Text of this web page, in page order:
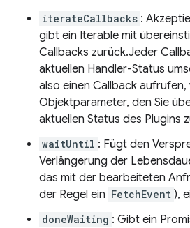
iterateCallbacks :
gibt ein Iterable mit
Callbacks zurück.Jeder
aktuellen Handler-Status
also einen Callback
Objektparameter, den Sie
aktuellen Status des Plugins
waitUntil : Fügt den
Verlängerung der
das mit der bearbeiteten
der Regel ein FetchEvent ),
doneWaiting : Gibt ein